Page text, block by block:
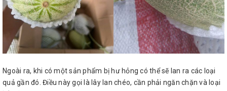
Ngoài ra, khi có một sản phẩm bị hư hỏng có thể sẽ lan ra các loại
quả gần đó. Điều này gọi là lây lan chéo, cần phải ngăn chặn và loại